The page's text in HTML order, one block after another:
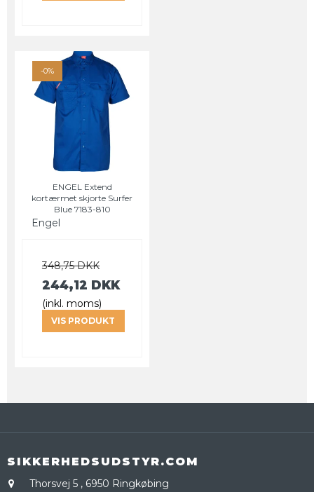
-0%
ENGEL Extend
kortærmet skjorte Surfer
Blue 7183-810
Engel
348,75 DKK
244,12 DKK
(inkl. moms)
VIS PRODUKT
SIKKERHEDSUDSTYR.COM
Thorsvej 5 , 6950 Ringkøbing